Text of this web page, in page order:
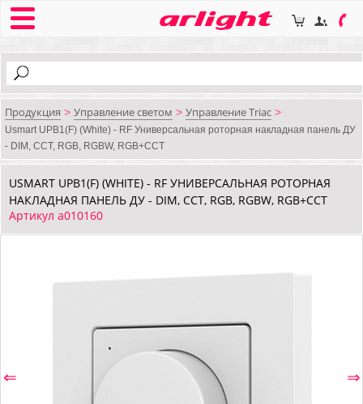
Продукция > Управление светом > Управление Triac >
Usmart UPB1(F) (White) - RF Универсальная роторная накладная панель ДУ
- DIM, CCT, RGB, RGBW, RGB+CCT
USMART UPB1(F) (WHITE) - RF УНИВЕРСАЛЬНАЯ РОТОРНАЯ
НАКЛАДНАЯ ПАНЕЛЬ ДУ - DIM, CCT, RGB, RGBW, RGB+CCT
Артикул a010160
⇐ ⇒